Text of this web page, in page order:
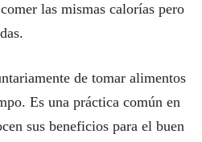
las mismas calorías pero
de tomar alimentos
Es una práctica común en
sus beneficios para el buen